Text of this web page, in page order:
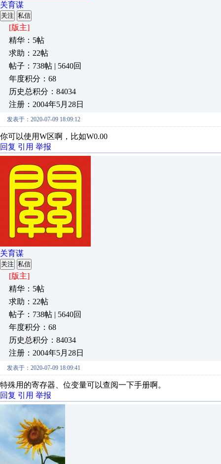
关育谋
关注 私信
[版主]
精华：5帖
求助：22帖
帖子：738帖 | 5640回
年度积分：68
历史总积分：84034
注册：2004年5月28日
发表于：2020-07-09 18:09:12
你可以使用W区啊，比如W0.00
回复 引用 举报
关育谋
关注 私信
[版主]
精华：5帖
求助：22帖
帖子：738帖 | 5640回
年度积分：68
历史总积分：84034
注册：2004年5月28日
发表于：2020-07-09 18:09:41
特殊用的寄存器、位变量可以查阅一下手册啊。
回复 引用 举报